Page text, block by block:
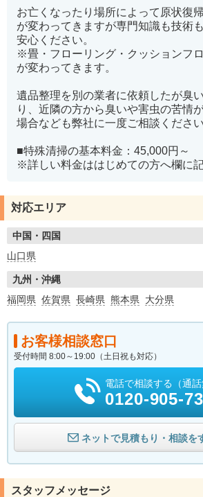
お亡くなったり場所によって原状復
が変わってきますが専門知識も技術
安心ください。
※畳・フローリング・クッションフ
が変わってきます。
遺品整理を別の業者に依頼したが臭
り、近隣の方から臭いや害虫の苦情
場合なども弊社に一度ご相談ください
■特殊清掃の基本料金：45,000円～
※詳しい料金ははじめての方へ欄に
対応エリア
中国・四国
山口県
九州・沖縄
福岡県 佐賀県 長崎県 熊本県 大分県
お客様相談窓口
受付時間 8:00～19:00（土日祝も対応）
電話で相談する（通話
0120-905-
ネットで見積もり・相談を
スタッフメッセージ